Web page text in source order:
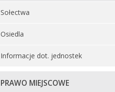
Sołectwa
Osiedla
Informacje dot. jednostek
PRAWO MIEJSCOWE